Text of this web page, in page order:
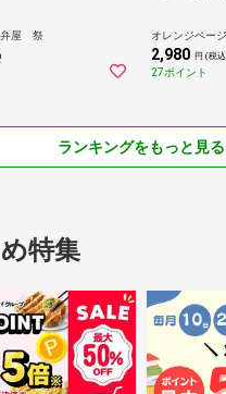
弁屋 祭 オレンジペー
2,980 円 (税
27ポイント
ランキングをもっと見る
特集